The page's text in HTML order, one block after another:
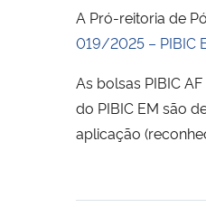
A Pró-reitoria de
019/2025 – PIBIC
As bolsas PIBIC
do PIBIC EM são
aplicação